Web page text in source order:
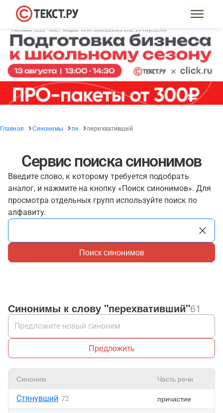
Главная Синонимы пе перехвативший
Сервис поиска синонимов
Введите слово, к которому требуется подобрать
аналог, и нажмите на кнопку «Поиск синонимов». Для
просмотра отдельных групп используйте поиск по
алфавиту.
Поиск синонимов
Синонимы к слову "перехвативший"61
Предложить
Синоним Часть речи
Стянувший 72 причастие